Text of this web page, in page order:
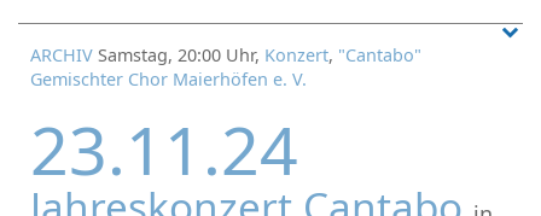
ARCHIV Samstag, 20:00 Uhr, Konzert, "Cantabo"
Gemischter Chor Maierhöfen e. V.
23.11.24